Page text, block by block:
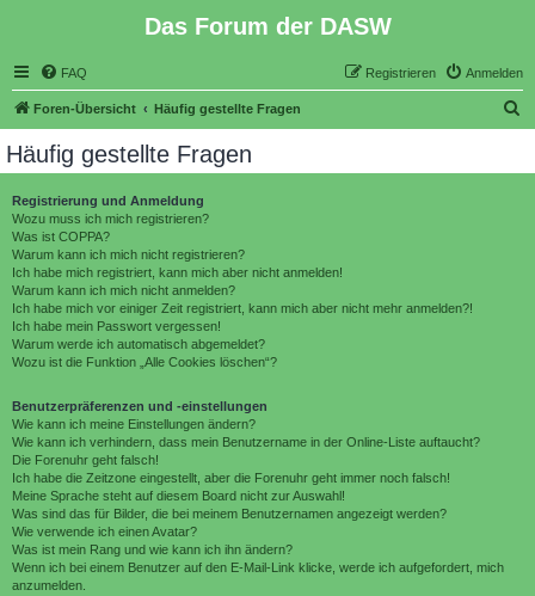
Das Forum der DASW
FAQ Anmelden
Registrieren
Foren-Übersicht Häufig gestellte Fragen
Häufig gestellte Fragen
Registrierung und Anmeldung
Wozu muss ich mich registrieren?
Was ist COPPA?
Warum kann ich mich nicht registrieren?
Ich habe mich registriert, kann mich aber nicht anmelden!
Warum kann ich mich nicht anmelden?
Ich habe mich vor einiger Zeit registriert, kann mich aber nicht mehr anmelden?!
Ich habe mein Passwort vergessen!
Warum werde ich automatisch abgemeldet?
Wozu ist die Funktion „Alle Cookies löschen“?
Benutzerpräferenzen und -einstellungen
Wie kann ich meine Einstellungen ändern?
Wie kann ich verhindern, dass mein Benutzername in der Online-Liste auftaucht?
Die Forenuhr geht falsch!
Ich habe die Zeitzone eingestellt, aber die Forenuhr geht immer noch falsch!
Meine Sprache steht auf diesem Board nicht zur Auswahl!
Was sind das für Bilder, die bei meinem Benutzernamen angezeigt werden?
Wie verwende ich einen Avatar?
Was ist mein Rang und wie kann ich ihn ändern?
Wenn ich bei einem Benutzer auf den E-Mail-Link klicke, werde ich aufgefordert, mich
anzumelden.